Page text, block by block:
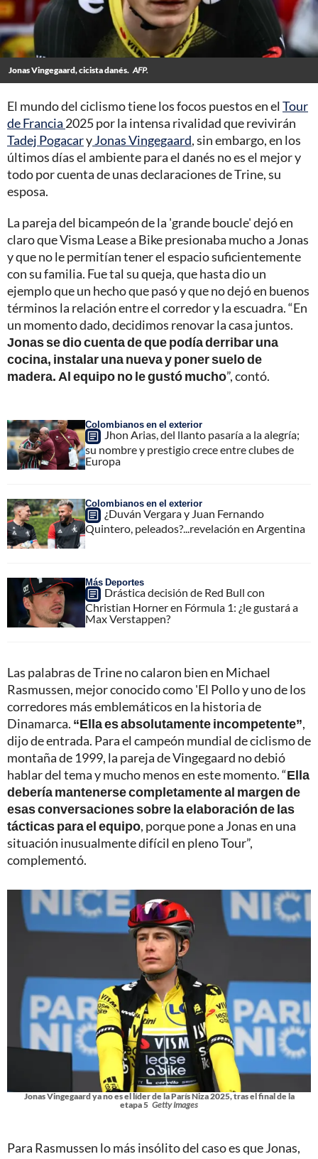
Jonas Vingegaard, cicista danés. AFP.
El mundo del ciclismo tiene los focos puestos en el Tour
de Francia 2025 por la intensa rivalidad que revivirán
Tadej PogacaryJonas Vingegaard, sin embargo, en los
últimos días el ambiente para el danés no es el mejor y
todo por cuenta de unas declaraciones de Trine, su
esposa.
La pareja del bicampeón de la 'grande boucle' dejó en
claro que Visma Lease a Bike presionaba mucho a Jonas
y que no le permitían tener el espacio suficientemente
con su familia. Fue tal su queja, que hasta dio un
ejemplo que un hecho que pasó y que no dejó en buenos
términos la relación entre el corredor y la escuadra. “En
un momento dado, decidimos renovar la casa juntos.
Jonas se dio cuenta de que podía derribar una
cocina, instalar una nueva y poner suelo de
madera. Al equipo no le gustó mucho”, contó.
Colombianos en el exterior
Jhon Arias, del llanto pasaría a la alegría;
su nombre y prestigio crece entre clubes de
Europa
Colombianos en el exterior
¿Duván Vergara y Juan Fernando
Quintero, peleados?...revelación en Argentina
Más Deportes
Drástica decisión de Red Bull con
Christian Horner en Fórmula 1: ¿le gustará a
Max Verstappen?
Las palabras de Trine no calaron bien en Michael
Rasmussen, mejor conocido como 'El Pollo y uno de los
corredores más emblemáticos en la historia de
Dinamarca. “Ella es absolutamente incompetente”,
dijo de entrada. Para el campeón mundial de ciclismo de
montaña de 1999, la pareja de Vingegaard no debió
hablar del tema y mucho menos en este momento. “Ella
debería mantenerse completamente al margen de
esas conversaciones sobre la elaboración de las
tácticas para el equipo, porque pone a Jonas en una
situación inusualmente difícil en pleno Tour”,
complementó.
Jonas Vingegaard ya no es el líder de la París Niza 2025, tras el final de la
etapa 5 Getty Images
Para Rasmussen lo más insólito del caso es que Jonas,